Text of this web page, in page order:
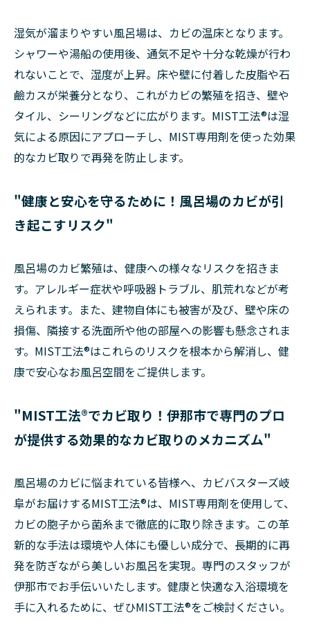
湿気が溜まりやすい風呂場は、カビの温床となります。
シャワーや湯船の使用後、通気不足や十分な乾燥が行わ
れないことで、湿度が上昇。床や壁に付着した皮脂や石
鹼カスが栄養分となり、これがカビの繁殖を招き、壁や
タイル、シーリングなどに広がります。MIST工法®は湿
気による原因にアプローチし、MIST専用剤を使った効果
的なカビ取りで再発を防止します。
"健康と安心を守るために！風呂場のカビが引
き起こすリスク"
風呂場のカビ繁殖は、健康への様々なリスクを招きま
す。アレルギー症状や呼吸器トラブル、肌荒れなどが考
えられます。また、建物自体にも被害が及び、壁や床の
損傷、隣接する洗面所や他の部屋への影響も懸念されま
す。MIST工法®はこれらのリスクを根本から解消し、健
康で安心なお風呂空間をご提供します。
"MIST工法®でカビ取り！伊那市で専門のプロ
が提供する効果的なカビ取りのメカニズム"
風呂場のカビに悩まれている皆様へ、カビバスターズ岐
阜がお届けするMIST工法®は、MIST専用剤を使用して、
カビの胞子から菌糸まで徹底的に取り除きます。この革
新的な手法は環境や人体にも優しい成分で、長期的に再
発を防ぎながら美しいお風呂を実現。専門のスタッフが
伊那市でお手伝いいたします。健康と快適な入浴環境を
手に入れるために、ぜひMIST工法®をご検討ください。